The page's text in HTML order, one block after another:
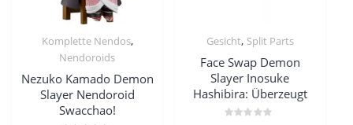
Komplette Nendos,
Nendoroids
Nezuko Kamado Demon
Slayer Nendoroid
Swacchao!
Gesicht, Split Parts
Face Swap Demon
Slayer Inosuke
Hashibira: Überzeugt